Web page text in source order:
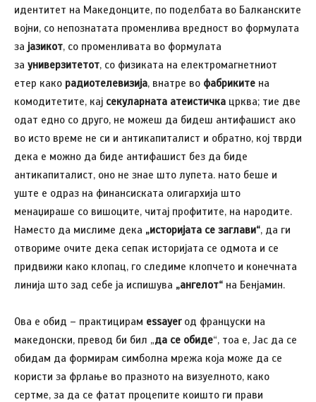
идентитет на Македонците, по поделбата во Балканските
војни, со непознатата променлива вредност во формулата
за јазикот, со променливата во формулата
за универзитетот, со физиката на електромагнетниот
етер како радиотелевизија, внатре во фабриките на
комодитетите, кај секуларната атеистичка црква; тие две
одат едно со друго, не можеш да бидеш антифашист ако
во исто време не си и антикапиталист и обратно, кој тврди
дека е можно да биде антифашист без да биде
антикапиталист, оно не знае што лупета. нато беше и
уште е одраз на финансиската олигархија што
менаџираше со вишоците, читај профитите, на народите.
Наместо да мислиме дека „историјата се заглави“, да ги
отвориме очите дека сепак историјата се одмота и се
придвижи како клопац, го следиме клопчето и конечната
линија што зад себе ја испишува „ангелот“ на Бенјамин.
Ова е обид – практицирам essayer од француски на
македонски, превод би бил „да се обиде“, тоа е, Јас да се
обидам да формирам симболна мрежа која може да се
користи за фрлање во празното на визуелното, како
сертме, за да се фатат процепите коишто ги прави